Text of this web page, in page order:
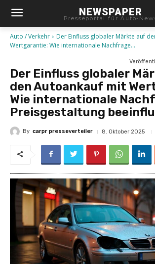
NEWSPAPER
Presseportal für Auto-
Auto / Verkehr
Der Einfluss globaler Märkte auf
Wertgarantie: Wie internationale Nachfrage...
Der Einfluss globaler
den Autoankauf mit
Wie internationale
Preisgestaltung
By carpr presseverteiler 8. Oktober 2025